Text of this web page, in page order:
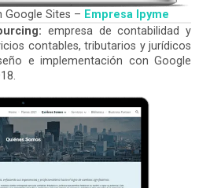
Google Sites – Empresa Ipyme
empresa de contabilidad y
contables, tributarios y jurídicos
e implementación con Google